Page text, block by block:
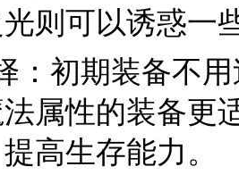
则可以诱惑一
：初期装备不
属性的装备更
高生存能力。